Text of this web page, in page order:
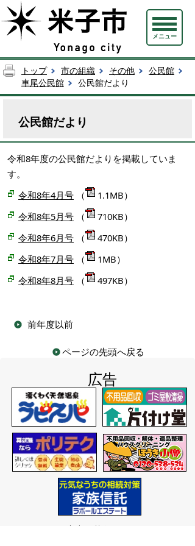
メニュー
トップ 市の組織 その他
公民館
車尾公民館
公民館だより
公民館だより
令和8年度の公民館だよりを掲載していま
す。
令和8年4月号 （
1.1MB）
令和8年5月号 （
710KB）
令和8年6月号 （
470KB）
令和8年7月号 （
1MB）
令和8年8月号 （ 497KB）
前年度以前
ページの先頭へ戻る
広告
バナー広告を募集しています